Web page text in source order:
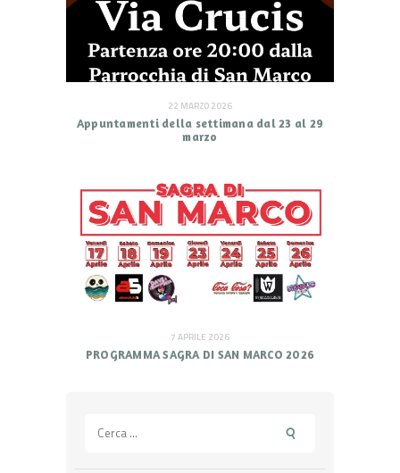
22 MARZO 2026
Appuntamenti della settimana dal 23 al 29
marzo
7 APRILE 2026
PROGRAMMA SAGRA DI SAN MARCO 2026
per: